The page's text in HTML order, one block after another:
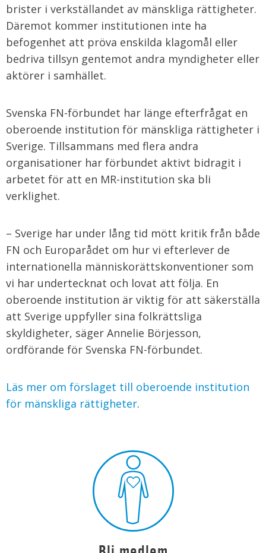
brister i verkställandet av mänskliga rättigheter.
Däremot kommer institutionen inte ha
befogenhet att pröva enskilda klagomål eller
bedriva tillsyn gentemot andra myndigheter eller
aktörer i samhället.
Svenska FN-förbundet har länge efterfrågat en
oberoende institution för mänskliga rättigheter i
Sverige. Tillsammans med flera andra
organisationer har förbundet aktivt bidragit i
arbetet för att en MR-institution ska bli
verklighet.
– Sverige har under lång tid mött kritik från både
FN och Europarådet om hur vi efterlever de
internationella människorättskonventioner som
vi har undertecknat och lovat att följa. En
oberoende institution är viktig för att säkerställa
att Sverige uppfyller sina folkrättsliga
skyldigheter, säger Annelie Börjesson,
ordförande för Svenska FN-förbundet.
Läs mer om förslaget till oberoende institution
för mänskliga rättigheter.